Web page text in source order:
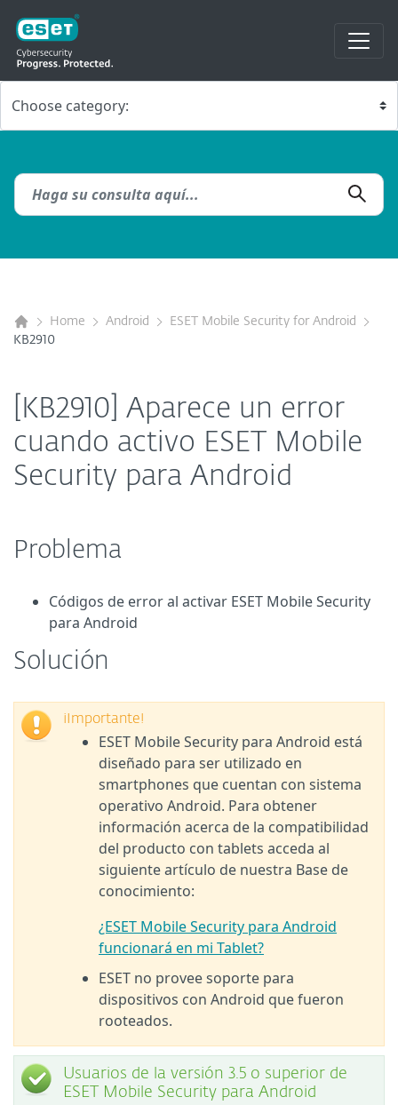
Home Android
ESET Mobile Security for Android
KB2910
[KB2910] Aparece un error
cuando activo ESET Mobile
Security para Android
Problema
Códigos de error al activar ESET Mobile Security
para Android
Solución
¡Importante!
ESET Mobile Security para Android está
diseñado para ser utilizado en
smartphones que cuentan con sistema
operativo Android. Para obtener
información acerca de la compatibilidad
del producto con tablets acceda al
siguiente artículo de nuestra Base de
conocimiento:
¿ESET Mobile Security para Android
funcionará en mi Tablet?
ESET no provee soporte para
dispositivos con Android que fueron
rooteados.
Usuarios de la versión 3.5 o superior de
ESET Mobile Security para Android